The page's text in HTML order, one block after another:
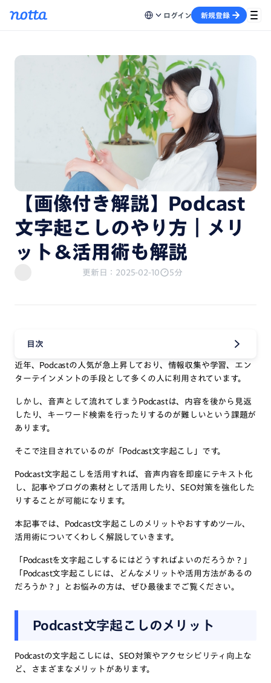
ログイン 新規登録
【画像付き解説】Podcast
文字起こしのやり方｜メリ
ット＆活用術も解説
更新日：2025-02-10 5分
目次
近年、Podcastの人気が急上昇しており、情報収集や学習、エン
ターテインメントの手段として多くの人に利用されています。
しかし、音声として流れてしまうPodcastは、内容を後から見返
したり、キーワード検索を行ったりするのが難しいという課題が
あります。
そこで注目されているのが「Podcast文字起こし」です。
Podcast文字起こしを活用すれば、音声内容を即座にテキスト化
し、記事やブログの素材として活用したり、SEO対策を強化した
りすることが可能になります。
本記事では、Podcast文字起こしのメリットやおすすめツール、
活用術についてくわしく解説していきます。
「Podcastを文字起こしするにはどうすればよいのだろうか？」
「Podcast文字起こしには、どんなメリットや活用方法があるの
だろうか？」とお悩みの方は、ぜひ最後までご覧ください。
Podcast文字起こしのメリット
Podcastの文字起こしには、SEO対策やアクセシビリティ向上な
ど、さまざまなメリットがあります。